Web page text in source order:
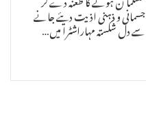
جسمانی و ذہنی اذیت دیئے جانے
سے دل شکستہ مہاراشٹرا میں…